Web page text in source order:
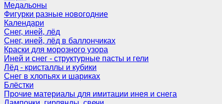
Медальоны
Фигурки разные новогодние
Календари
Снег, иней, лёд
Снег, иней, лёд в баллончиках
Краски для морозного узора
Иней и снег - структурные пасты и гели
Лёд - кристаллы и кубики
Снег в хлопьях и шариках
Блёстки
Прочие материалы для имитации инея и снега